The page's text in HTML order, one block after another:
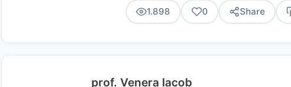
1.898 0 Share
prof. Venera Iacob